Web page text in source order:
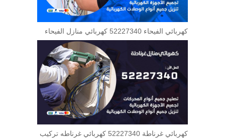
كهربائي الفيحاء 52227340 كهربائي منازل الفيحاء
كهربائي غرناطة 52227340 كهربائي غرناطه تركيب